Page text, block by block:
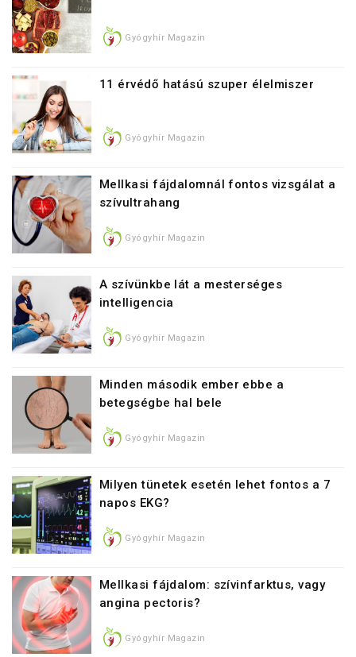
Gyógyhír Magazin
11 érvédő hatású szuper élelmiszer
Gyógyhír Magazin
Mellkasi fájdalomnál fontos vizsgálat a
szívultrahang
Gyógyhír Magazin
A szívünkbe lát a mesterséges
intelligencia
Gyógyhír Magazin
Minden második ember ebbe a
betegségbe hal bele
Gyógyhír Magazin
Milyen tünetek esetén lehet fontos a 7
napos EKG?
Gyógyhír Magazin
Mellkasi fájdalom: szívinfarktus, vagy
angina pectoris?
Gyógyhír Magazin